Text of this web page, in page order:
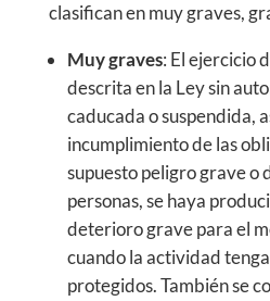
clasifican en muy graves,
Muy graves: El ejercicio
descrita en la Ley sin
caducada o suspendida,
incumplimiento de las
supuesto peligro grave o
personas, se haya
deterioro grave para el
cuando la actividad
protegidos. También se